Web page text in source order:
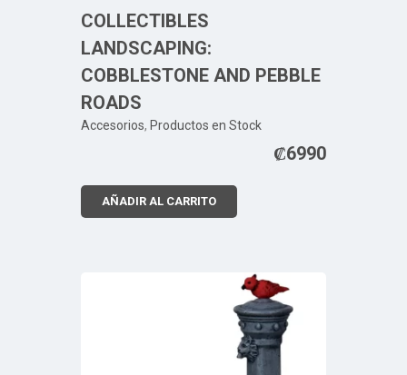
COLLECTIBLES
LANDSCAPING:
COBBLESTONE AND PEBBLE
ROADS
Accesorios, Productos en Stock
₡6990
AÑADIR AL CARRITO